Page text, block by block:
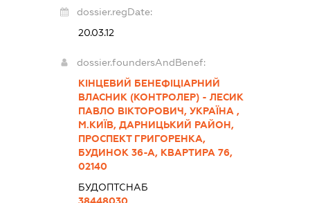
dossier.regDate:
20.03.12
dossier.foundersAndBenef:
КІНЦЕВИЙ БЕНЕФІЦІАРНИЙ
ВЛАСНИК (КОНТРОЛЕР) - ЛЕСИК
ПАВЛО ВІКТОРОВИЧ, УКРАЇНА ,
М.КИЇВ, ДАРНИЦЬКИЙ РАЙОН,
ПРОСПЕКТ ГРИГОРЕНКА,
БУДИНОК 36-А, КВАРТИРА 76,
02140
БУДОПТСНАБ